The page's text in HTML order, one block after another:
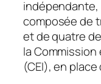
composée de
et de quatre
la
(CEI), en